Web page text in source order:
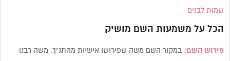
שמות לבנים
הכל על משמעות השם מושיק
פירוש השם: במקור השם משה שפירושו אישיות מהתנ”ך, משה רבנו